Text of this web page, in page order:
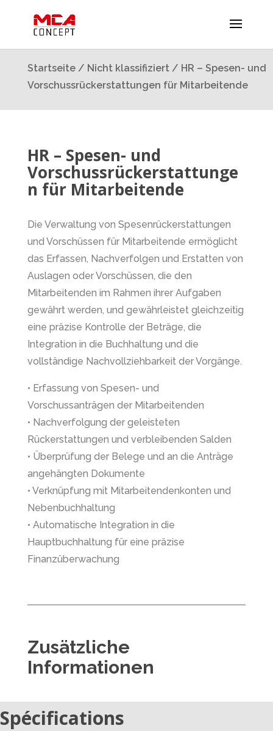
Startseite/ Nicht klassifiziert/ HR – Spesen- und
Vorschussrückerstattungen für Mitarbeitende
HR – Spesen- und
Vorschussrückerstattunge
n für Mitarbeitende
Die Verwaltung von Spesenrückerstattungen
und Vorschüssen für Mitarbeitende ermöglicht
das Erfassen, Nachverfolgen und Erstatten von
Auslagen oder Vorschüssen, die den
Mitarbeitenden im Rahmen ihrer Aufgaben
gewährt werden, und gewährleistet gleichzeitig
eine präzise Kontrolle der Beträge, die
Integration in die Buchhaltung und die
vollständige Nachvollziehbarkeit der Vorgänge.
• Erfassung von Spesen- und
Vorschussanträgen der Mitarbeitenden
• Nachverfolgung der geleisteten
Rückerstattungen und verbleibenden Salden
• Überprüfung der Belege und an die Anträge
angehängten Dokumente
• Verknüpfung mit Mitarbeitendenkonten und
Nebenbuchhaltung
• Automatische Integration in die
Hauptbuchhaltung für eine präzise
Finanzüberwachung
Zusätzliche
Informationen
Spécifications